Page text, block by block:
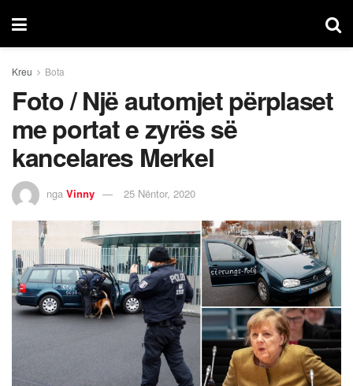
Kreu Bota
Foto / Një automjet përplaset
me portat e zyrës së
kancelares Merkel
nga Vinny 25 Nëntor, 2020